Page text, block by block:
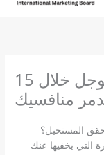
ازاى اعمل موقع على جوجل خلال 15
منافسيك
المستحيل؟
التي يخفيها عنك